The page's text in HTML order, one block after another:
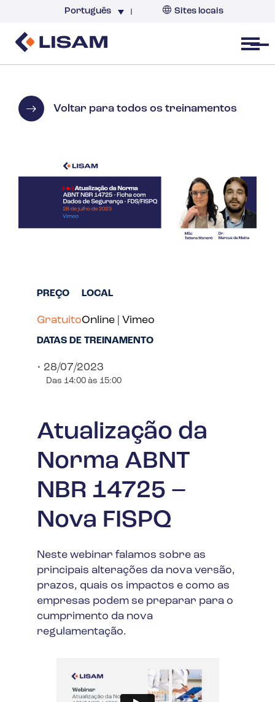
Português Sites locais
Open menu
Voltar para todos os treinamentos
Atualização da
Norma ABNT
NBR 14725 –
Nova FISPQ
Neste webinar falamos sobre as
principais alterações da nova versão,
prazos, quais os impactos e como as
empresas podem se preparar para o
cumprimento da nova
regulamentação.
PREÇO
Gratuito
LOCAL
Online | Vimeo
DATAS DE TREINAMENTO
• 28/07/2023
Das 14:00 às 15:00